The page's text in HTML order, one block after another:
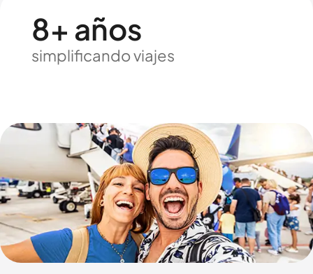
8+ años
simplificando viajes